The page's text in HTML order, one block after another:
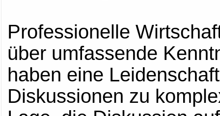
Professionelle
über umfassende
haben eine
Diskussionen zu